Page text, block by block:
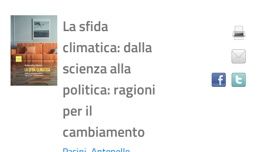
Dettaglio
del
documento
La sfida
climatica: dalla
scienza alla
politica: ragioni
per il
cambiamento